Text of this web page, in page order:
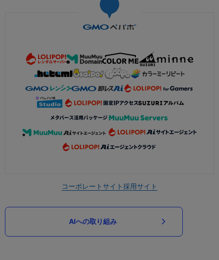
コーポレートサイト採用サイト
AIへの取り組み